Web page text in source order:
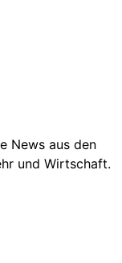
News aus den
und Wirtschaft.